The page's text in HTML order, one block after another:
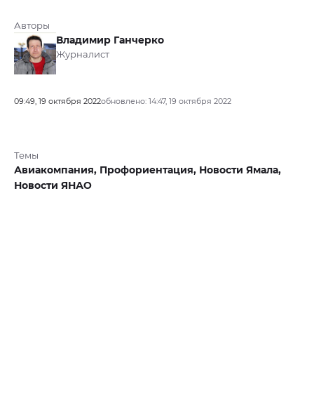
Авторы
Владимир Ганчерко
Журналист
09:49, 19 октября 2022обновлено: 14:47, 19 октября 2022
Темы
Авиакомпания, Профориентация, Новости Ямала,
Новости ЯНАО